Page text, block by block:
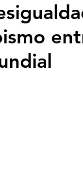
Selvas tropicales -